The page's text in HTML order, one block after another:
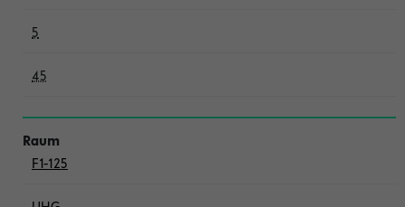
5
45
F1-125